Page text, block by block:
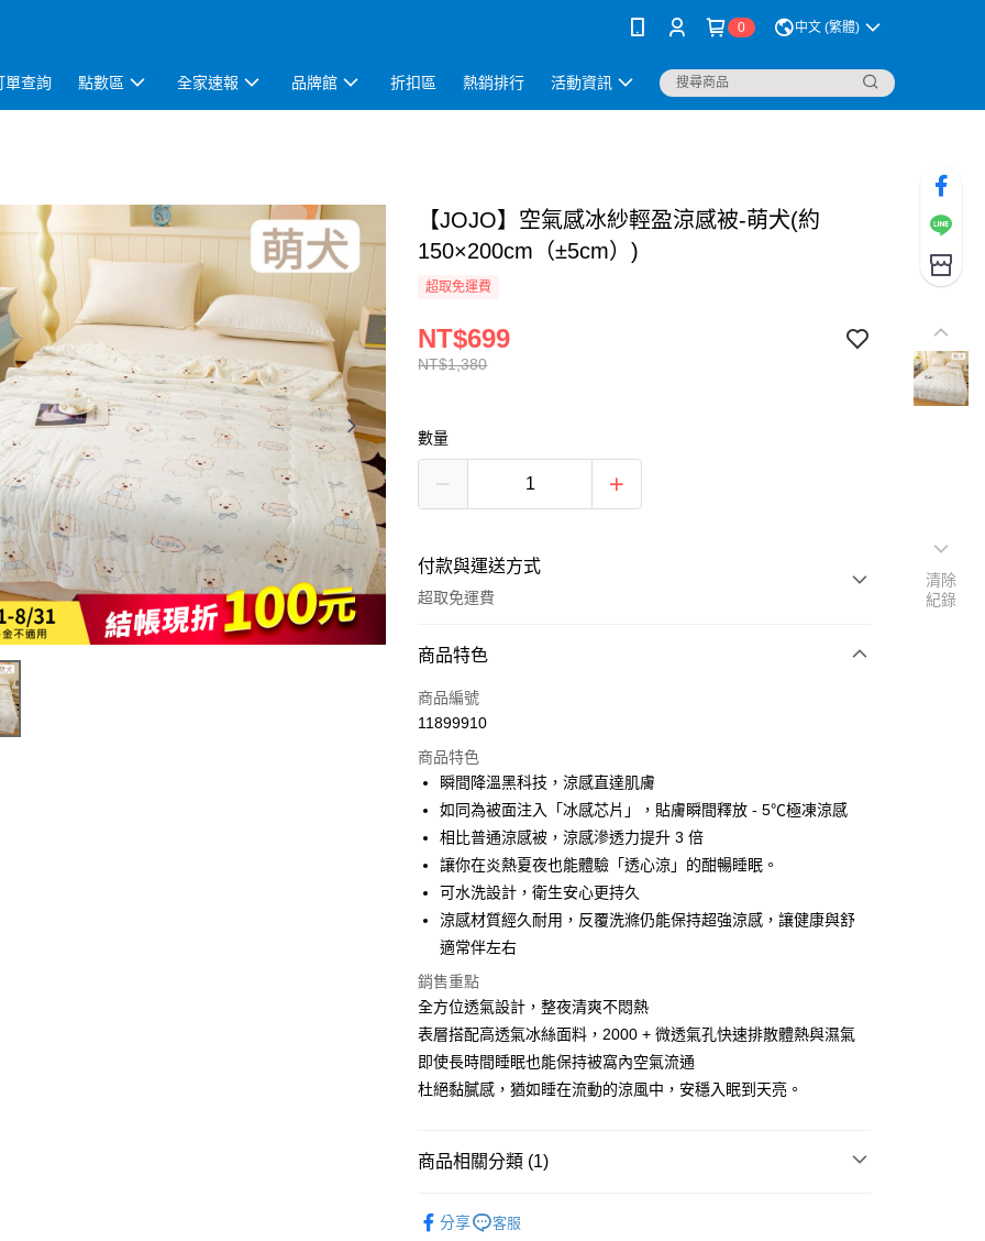
0 中文 (繁體)
單查詢 點數區 全家速報 品牌館 折扣區 熱銷排行 活動資訊
【JOJO】空氣感冰紗輕盈涼感被-萌犬(約
150×200cm（±5cm）)
超取免運費
NT$1,380
NT$699
數量
付款與運送方式
超取免運費
付款方式
全家線上支付
運送方式
全家取貨付款
免運費
常溫-付款後全家取貨
免運費
商品特色
商品編號
11899910
商品特色
瞬間降溫黑科技，涼感直達肌膚
如同為被面注入「冰感芯片」，貼膚瞬間釋放 - 5℃極凍涼感
相比普通涼感被，涼感滲透力提升 3 倍
讓你在炎熱夏夜也能體驗「透心涼」的酣暢睡眠。
可水洗設計，衛生安心更持久
涼感材質經久耐用，反覆洗滌仍能保持超強涼感，讓健康與舒
適常伴左右
銷售重點
全方位透氣設計，整夜清爽不悶熱
表層搭配高透氣冰絲面料，2000 + 微透氣孔快速排散體熱與濕氣
即使長時間睡眠也能保持被窩內空氣流通
杜絕黏膩感，猶如睡在流動的涼風中，安穩入眠到天亮。
商品相關分類 (1)
分享
客服
清除
紀錄